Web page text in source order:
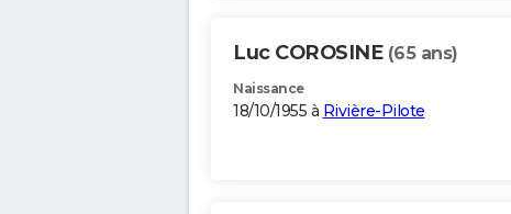
Luc COROSINE (65 ans)
Naissance
18/10/1955 à Rivière-Pilote